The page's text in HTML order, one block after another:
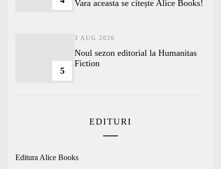
Vara aceasta se citește Alice Books!
5
3 AUG 2026
​Noul sezon editorial la Humanitas
Fiction
EDITURI
Editura Alice Books